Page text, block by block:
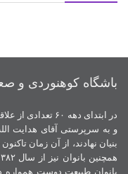
باشگاه کوهنوردی و
در ابتدای دهه ۶۰
و به سرپرستی آقای هدایت
بانوان طبیعت دوست همواره